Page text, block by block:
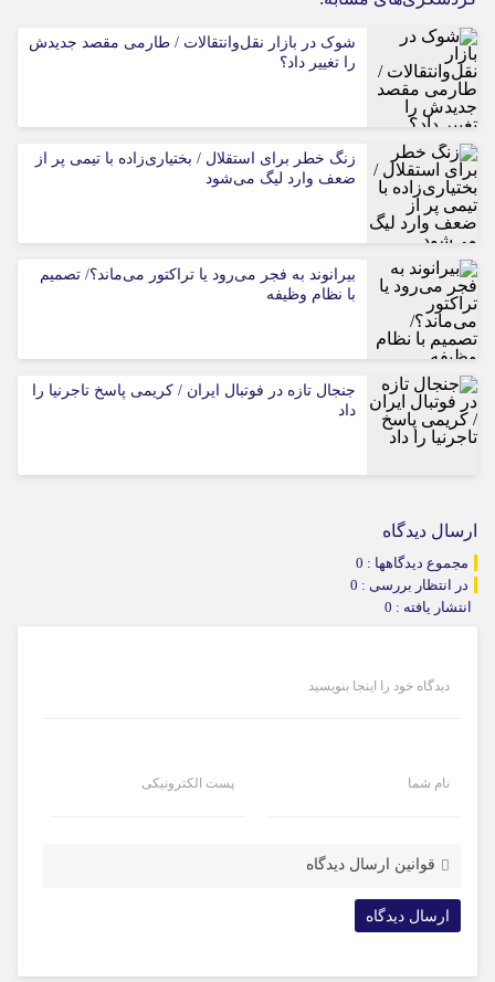
شوک در بازار نقل‌وانتقالات / طارمی مقصد جدیدش
را تغییر داد؟
زنگ خطر برای استقلال / بختیاری‌زاده با تیمی پر از
ضعف وارد لیگ می‌شود
بیرانوند به فجر می‌رود یا تراکتور می‌ماند؟/ تصمیم
با نظام وظیفه
جنجال تازه در فوتبال ایران / کریمی پاسخ تاجرنیا را
داد
ارسال دیدگاه
مجموع دیدگاهها : 0
در انتظار بررسی : 0
انتشار یافته : 0
دیدگاه خود را اینجا بنویسید
نام شما پست الکترونیکی
قوانین ارسال دیدگاه